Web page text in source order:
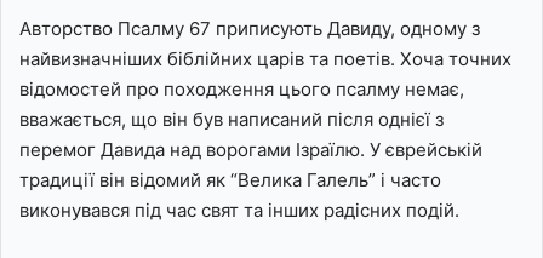
Авторство Псалму 67 приписують Давиду, одному з
найвизначніших біблійних царів та поетів. Хоча точних
відомостей про походження цього псалму немає,
вважається, що він був написаний після однієї з
перемог Давида над ворогами Ізраїлю. У єврейській
традиції він відомий як “Велика Галель” і часто
виконувався під час свят та інших радісних подій.